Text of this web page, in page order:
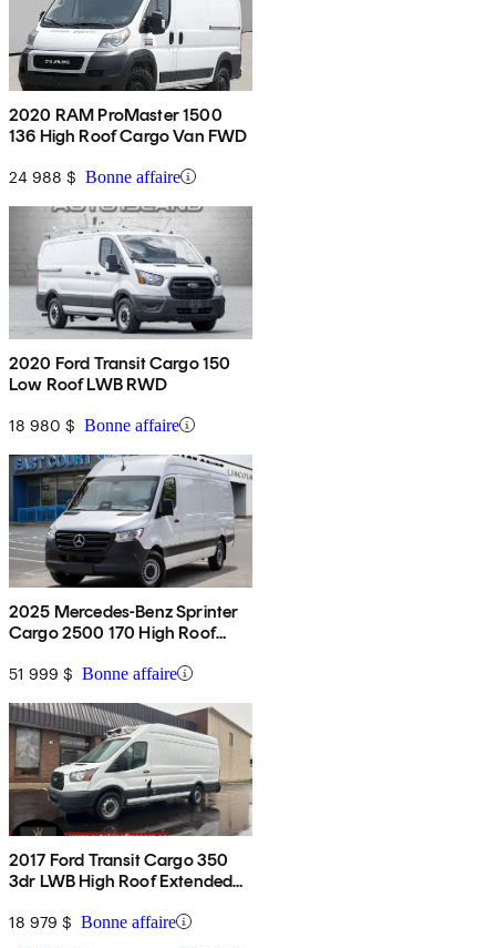
2020 RAM ProMaster 1500
136 High Roof Cargo Van FWD
24 988 $ Bonne affaire
2020 Ford Transit Cargo 150
Low Roof LWB RWD
18 980 $ Bonne affaire
2025 Mercedes-Benz Sprinter
Cargo 2500 170 High Roof
51 999 $ Bonne affaire
2017 Ford Transit Cargo 350
3dr LWB High Roof Extended
Passenger Side Door
18 979 $ Bonne affaire